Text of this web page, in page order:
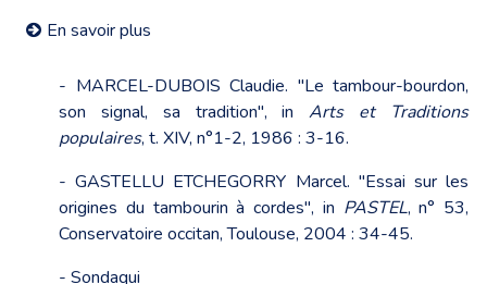
En savoir plus
- MARCEL-DUBOIS Claudie. "Le tambour-bourdon,
son signal, sa tradition", inArts et Traditions
populaires, t. XIV, n°1-2, 1986 : 3-16.
- GASTELLU ETCHEGORRY Marcel. "Essai sur les
origines du tambourin à cordes", in PASTEL, n° 53,
Conservatoire occitan, Toulouse, 2004 : 34-45.
- Sondaqui